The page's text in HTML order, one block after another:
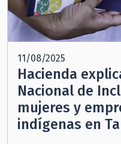
11/08/2025
Hacienda
Nacional de
mujeres y
indígenas en